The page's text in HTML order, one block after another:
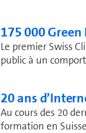
175 000
Le premier Swiss
public à un
20 ans
Au cours des 20
formation en